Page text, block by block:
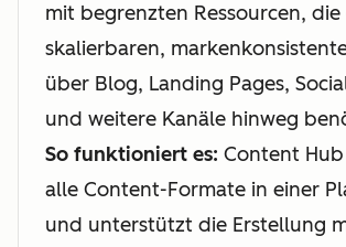
mit begrenzten Ressourcen,
skalierbaren,
über Blog, Landing Pages,
und weitere Kanäle hinweg
So funktioniert es: Content
alle Content-Formate in einer
und unterstützt die Erstellung